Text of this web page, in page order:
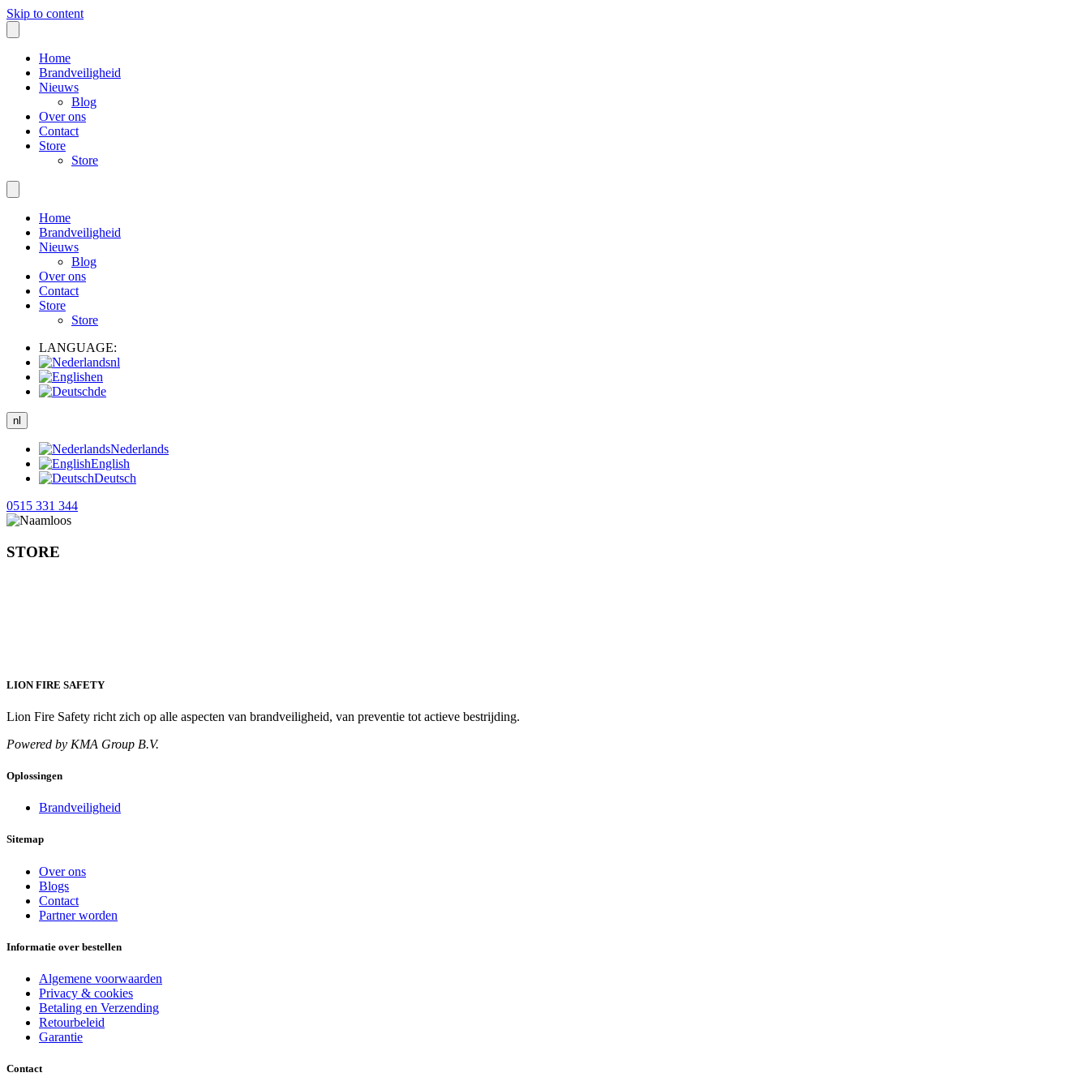
Skip to content
Home
Brandveiligheid
Nieuws
Blog
Over ons
Contact
Store
Store
Home
Brandveiligheid
Nieuws
Blog
Over ons
Contact
Store
Store
LANGUAGE:
nl
en
de
nl
Nederlands
English
Deutsch
0515 331 344
STORE
LION FIRE SAFETY
Lion Fire Safety richt zich op alle aspecten van brandveiligheid, van preventie tot actieve bestrijding.
Powered by KMA Group B.V.
Oplossingen
Brandveiligheid
Sitemap
Over ons
Blogs
Contact
Partner worden
Informatie over bestellen
Algemene voorwaarden
Privacy & cookies
Betaling en Verzending
Retourbeleid
Garantie
Contact